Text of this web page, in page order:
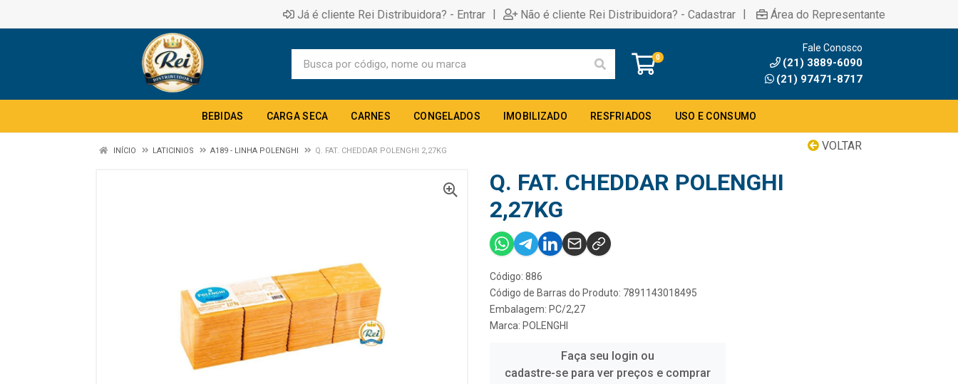
Já é cliente Rei Distribuidora? - Entrar | Não é cliente Rei Distribuidora? - Cadastrar | Área do Representante
0
Fale Conosco
(21) 3889-6090
(21) 97471-8717
BEBIDAS CARGA SECA CARNES CONGELADOS IMOBILIZADO RESFRIADOS USO E CONSUMO
VOLTAR
INÍCIO LATICINIOS A189 - LINHA POLENGHI Q. FAT. CHEDDAR POLENGHI 2,27KG
Q. FAT. CHEDDAR POLENGHI
2,27KG
Código: 886
Código de Barras do Produto: 7891143018495
Embalagem: PC/2,27
Marca: POLENGHI
Faça seu login ou
cadastre-se para ver preços e comprar